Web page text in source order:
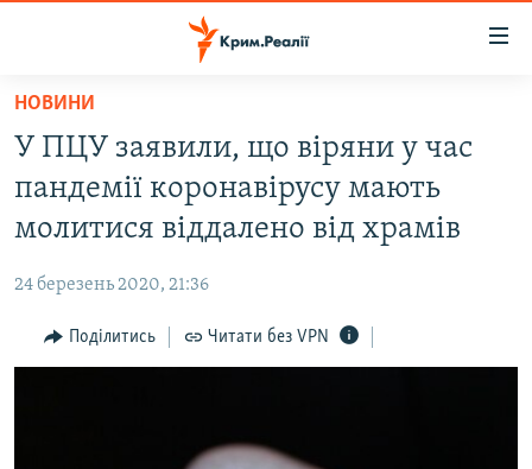
Перейти
основного
матеріалу
до
основної
навігації
Перейти
до
ВОДА.КРИМ
БЛОГИ
ПОГЛЯД
НОВИНИ
У ПЦУ заявили, що віряни у час
пандемії коронавірусу мають
молитися віддалено від храмів
24 березень 2020, 21:36
Поділитись Читати без VPN